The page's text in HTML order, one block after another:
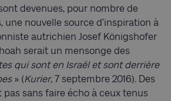
devenues, pour nombre de
une nouvelle source d’inspiration à
autrichien Josef Königshofer
serait un mensonge des
qui sont en Israël et sont derrière
» (Kurier, 7 septembre 2016). Des
pas sans faire écho à ceux tenus